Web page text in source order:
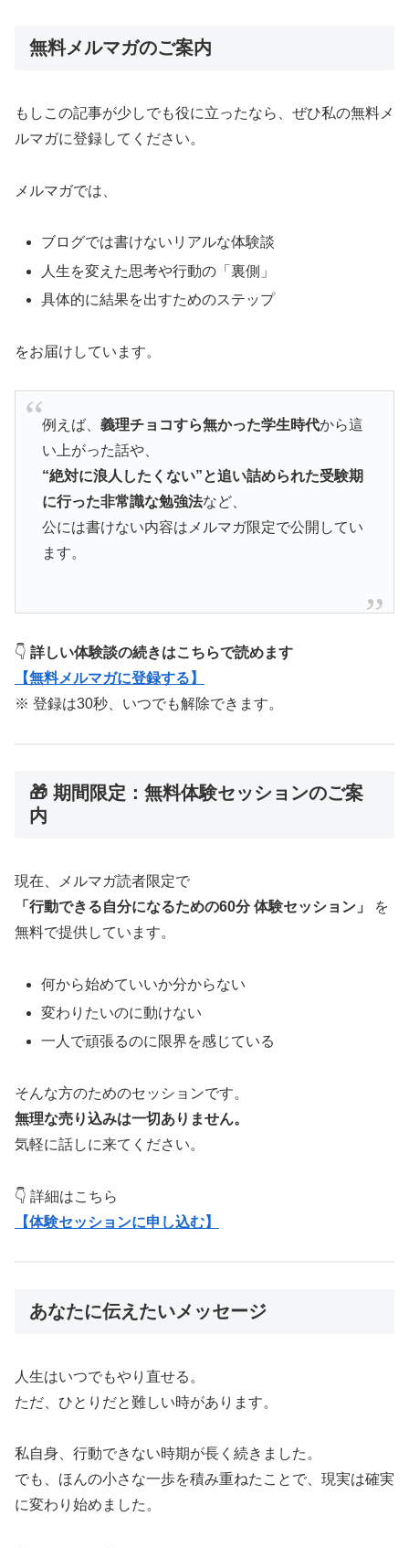
無料メルマガのご案内
もしこの記事が少しでも役に立ったなら、ぜひ私の無料メ
ルマガに登録してください。
メルマガでは、
ブログでは書けないリアルな体験談
人生を変えた思考や行動の「裏側」
具体的に結果を出すためのステップ
をお届けしています。
例えば、 義理チョコすら無かった学生時代から這
い上がった話や、
“絶対に浪人したくない”と追い詰められた受験期
に行った非常識な勉強法など、
公には書けない内容はメルマガ限定で公開してい
ます。
👇 詳しい体験談の続きはこちらで読めます
【無料メルマガに登録する】
※ 登録は30秒、いつでも解除できます。
🎁 期間限定：無料体験セッションのご案
内
現在、メルマガ読者限定で
「行動できる自分になるための60分 体験セッション」
を
無料で提供しています。
何から始めていいか分からない
変わりたいのに動けない
一人で頑張るのに限界を感じている
そんな方のためのセッションです。
無理な売り込みは一切ありません。
気軽に話しに来てください。
👇 詳細はこちら
【体験セッションに申し込む】
あなたに伝えたいメッセージ
人生はいつでもやり直せる。
ただ、ひとりだと難しい時があります。
私自身、行動できない時期が長く続きました。
でも、ほんの小さな一歩を積み重ねたことで、現実は確実
に変わり始めました。